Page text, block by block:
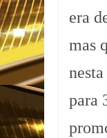
era
mas
para